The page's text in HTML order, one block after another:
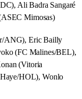
Ali Badra Sangaré
Mimosas)
ANG), Eric Bailly
(FC Malines/BEL),
(Vitoria
HOL), Wonlo